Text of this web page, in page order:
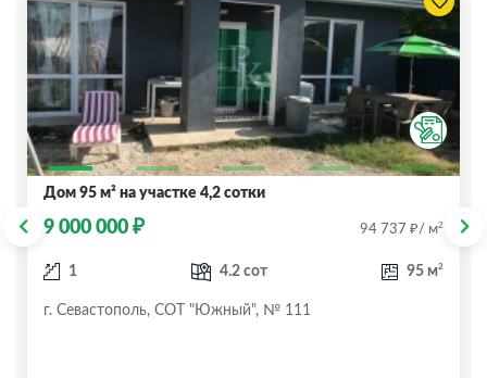
Дом 95 м² на участке 4,2 сотки
9 000 000 ₽ 94 737 ₽/ м2
1 4.2 сот 95 м2
г. Севастополь, СОТ "Южный", № 111